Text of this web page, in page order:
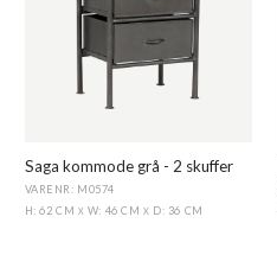
Saga kommode grå - 2 skuffer
VARENR: M0574
H: 62 CM X W: 46 CM X D: 36 CM